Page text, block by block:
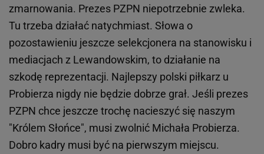
zmarnowania. Prezes PZPN niepotrzebnie zwleka.
Tu trzeba działać natychmiast. Słowa o
pozostawieniu jeszcze selekcjonera na stanowisku i
mediacjach z Lewandowskim, to działanie na
szkodę reprezentacji. Najlepszy polski piłkarz u
Probierza nigdy nie będzie dobrze grał. Jeśli prezes
PZPN chce jeszcze trochę nacieszyć się naszym
"Królem Słońce", musi zwolnić Michała Probierza.
Dobro kadry musi być na pierwszym miejscu.